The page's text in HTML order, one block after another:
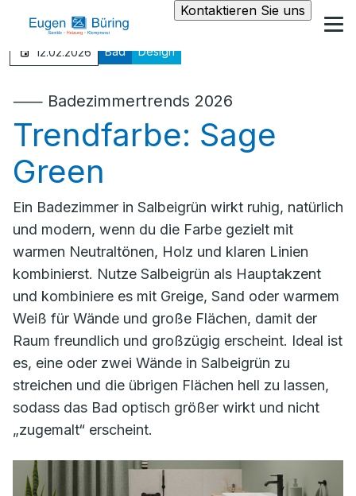
Kontaktieren Sie uns
12.02.2026 Bad Design
⸺ Badezimmertrends 2026
Trendfarbe: Sage
Green
Ein Badezimmer in Salbeigrün wirkt ruhig, natürlich
und modern, wenn du die Farbe gezielt mit
warmen Neutraltönen, Holz und klaren Linien
kombinierst. Nutze Salbeigrün als Hauptakzent
und kombiniere es mit Greige, Sand oder warmem
Weiß für Wände und große Flächen, damit der
Raum freundlich und großzügig erscheint. Ideal ist
es, eine oder zwei Wände in Salbeigrün zu
streichen und die übrigen Flächen hell zu lassen,
sodass das Bad optisch größer wirkt und nicht
„zugemalt“ erscheint.